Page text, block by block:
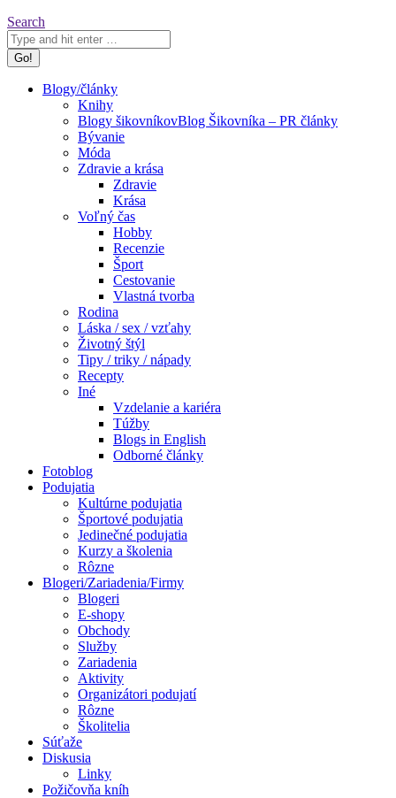
Search:
Search
Blogy/články
Knihy
Blogy šikovníkovBlog Šikovníka – PR články
Bývanie
Móda
Zdravie a krása
Zdravie
Krása
Voľný čas
Hobby
Recenzie
Šport
Cestovanie
Vlastná tvorba
Rodina
Láska / sex / vzťahy
Životný štýl
Tipy / triky / nápady
Recepty
Iné
Vzdelanie a kariéra
Túžby
Blogs in English
Odborné články
Fotoblog
Podujatia
Kultúrne podujatia
Športové podujatia
Jedinečné podujatia
Kurzy a školenia
Rôzne
Blogeri/Zariadenia/Firmy
Blogeri
E-shopy
Obchody
Služby
Zariadenia
Aktivity
Organizátori podujatí
Rôzne
Školitelia
Súťaže
Diskusia
Linky
Požičovňa kníh